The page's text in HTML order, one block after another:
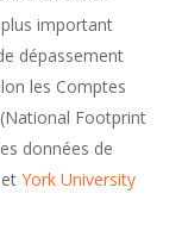
important
dépassement
les Comptes
Footprint
données de
et York University